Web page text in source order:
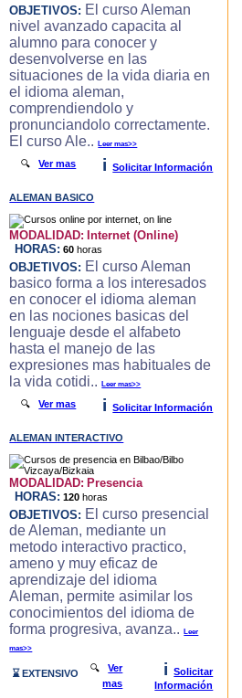
OBJETIVOS: El curso Aleman
nivel avanzado capacita al
alumno para conocer y
desenvolverse en las
situaciones de la vida diaria en
el idioma aleman,
comprendiendolo y
pronunciandolo correctamente.
El curso Ale..Leer mas>>
🔍Ver mas i Solicitar Información
ALEMAN BASICO
MODALIDAD: Internet (Online)
HORAS: 60 horas
OBJETIVOS: El curso Aleman
basico forma a los interesados
en conocer el idioma aleman
en las nociones basicas del
lenguaje desde el alfabeto
hasta el manejo de las
expresiones mas habituales de
la vida cotidi..Leer mas>>
🔍Ver mas i Solicitar Información
ALEMAN INTERACTIVO
MODALIDAD: Presencia
HORAS: 120 horas
OBJETIVOS: El curso presencial
de Aleman, mediante un
metodo interactivo practico,
ameno y muy eficaz de
aprendizaje del idioma
Aleman, permite asimilar los
conocimientos del idioma de
forma progresiva, avanza..Leer
mas>>
⌛ EXTENSIVO 🔍Ver
mas
i
Solicitar
Información